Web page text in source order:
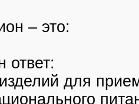
– это:
ответ:
для